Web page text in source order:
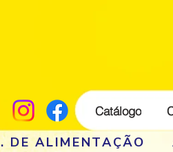
Catálogo
DE ALIMENTAÇÃO